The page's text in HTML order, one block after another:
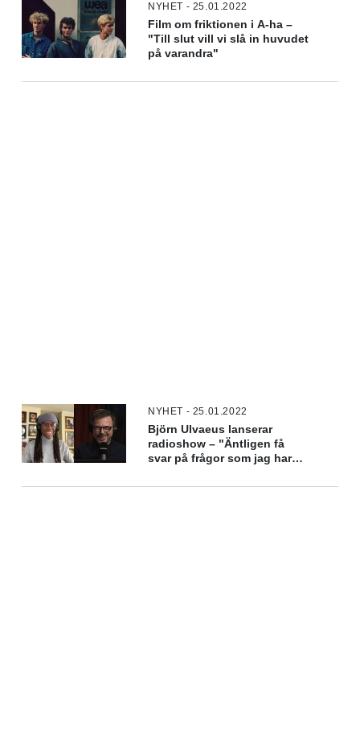
NYHET - 25.01.2022
Film om friktionen i A-ha –
"Till slut vill vi slå in huvudet
på varandra"
NYHET - 25.01.2022
Björn Ulvaeus lanserar
radioshow – "Äntligen få
svar på frågor som jag har